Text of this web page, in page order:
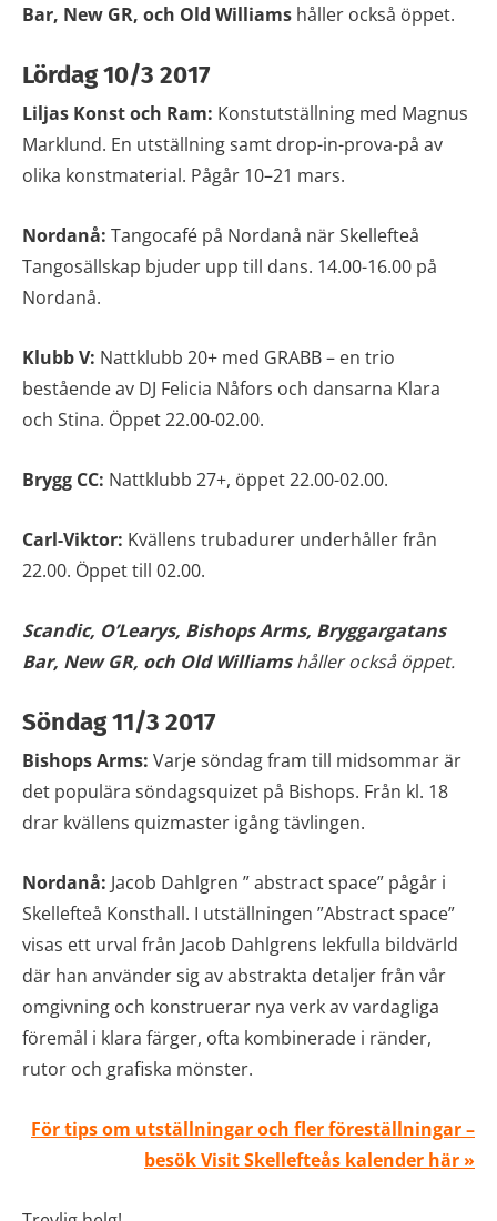
Bar, New GR, och Old Williams håller också öppet.
Lördag 10/3 2017
Liljas Konst och Ram: Konstutställning med Magnus
Marklund. En utställning samt drop-in-prova-på av
olika konstmaterial. Pågår 10–21 mars.
Nordanå: Tangocafé på Nordanå när Skellefteå
Tangosällskap bjuder upp till dans. 14.00-16.00 på
Nordanå.
Klubb V: Nattklubb 20+ med GRABB – en trio
bestående av DJ Felicia Nåfors och dansarna Klara
och Stina. Öppet 22.00-02.00.
Brygg CC: Nattklubb 27+, öppet 22.00-02.00.
Carl-Viktor: Kvällens trubadurer underhåller från
22.00. Öppet till 02.00.
Scandic, O’Learys, Bishops Arms, Bryggargatans
Bar, New GR, och Old Williamshåller också öppet.
Söndag 11/3 2017
Bishops Arms: Varje söndag fram till midsommar är
det populära söndagsquizet på Bishops. Från kl. 18
drar kvällens quizmaster igång tävlingen.
Nordanå: Jacob Dahlgren ” abstract space” pågår i
Skellefteå Konsthall. I utställningen ”Abstract space”
visas ett urval från Jacob Dahlgrens lekfulla bildvärld
där han använder sig av abstrakta detaljer från vår
omgivning och konstruerar nya verk av vardagliga
föremål i klara färger, ofta kombinerade i ränder,
rutor och grafiska mönster.
För tips om utställningar och fler föreställningar –
besök Visit Skellefteås kalender här »